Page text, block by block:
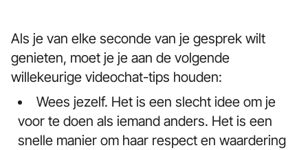
Als je van elke seconde van je gesprek wilt
genieten, moet je je aan de volgende
willekeurige videochat-tips houden:
Wees jezelf. Het is een slecht idee om je
voor te doen als iemand anders. Het is een
snelle manier om haar respect en waardering